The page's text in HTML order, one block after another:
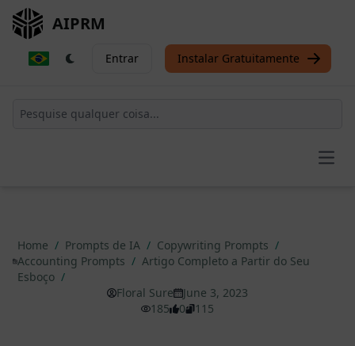
AIPRM
Entrar Instalar Gratuitamente
Home / Prompts de IA / Copywriting Prompts /
Accounting Prompts / Artigo Completo a Partir do Seu
Esboço /
Floral Sure
June 3, 2023
185
0 115